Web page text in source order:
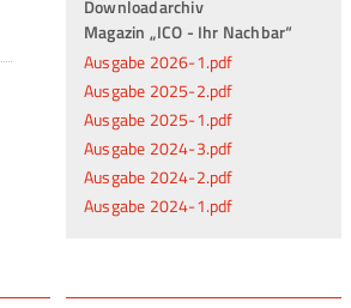
Downloadarchiv
Magazin „ICO - Ihr Nachbar“
Ausgabe 2026-1.pdf
Ausgabe 2025-2.pdf
Ausgabe 2025-1.pdf
Ausgabe 2024-3.pdf
Ausgabe 2024-2.pdf
Ausgabe 2024-1.pdf